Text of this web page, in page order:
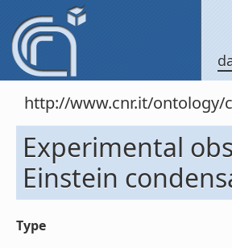
http://www.cnr.it/
Experimental
Einstein
Type